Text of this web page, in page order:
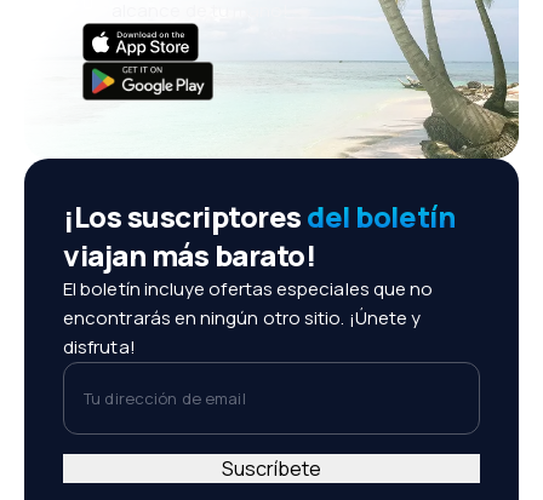
¡Los suscriptoresdel boletín
viajan más barato!
El boletín incluye ofertas especiales que no
encontrarás en ningún otro sitio. ¡Únete y
disfruta!
Tu dirección de email
Suscríbete